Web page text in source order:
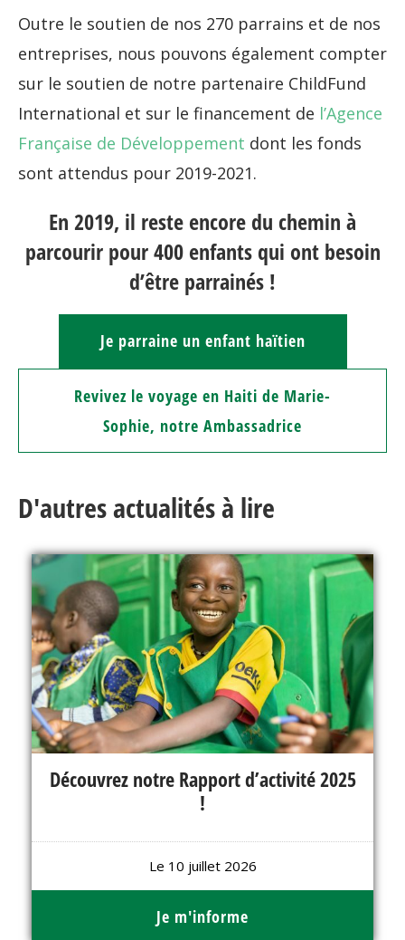
Outre le soutien de nos 270 parrains et de nos
entreprises, nous pouvons également compter
sur le soutien de notre partenaire ChildFund
International et sur le financement de l’Agence
Française de Développement dont les fonds
sont attendus pour 2019-2021.
En 2019, il reste encore du chemin à
parcourir pour 400 enfants qui ont besoin
d’être parrainés !
Je parraine un enfant haïtien
Revivez le voyage en Haiti de Marie-
Sophie, notre Ambassadrice
D'autres actualités à lire
Découvrez notre Rapport d’activité 2025
!
Le 10 juillet 2026
Je m'informe